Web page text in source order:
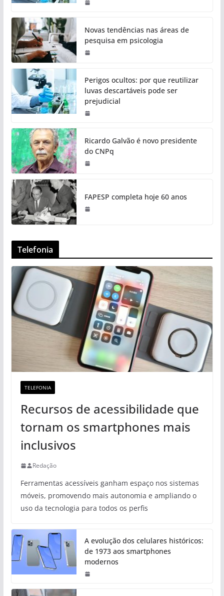
Novas tendências nas áreas de
pesquisa em psicologia
Perigos ocultos: por que reutilizar
luvas descartáveis pode ser
prejudicial
Ricardo Galvão é novo presidente
do CNPq
FAPESP completa hoje 60 anos
Telefonia
TELEFONIA
Recursos de acessibilidade que
tornam os smartphones mais
inclusivos
Redação
Ferramentas acessíveis ganham espaço nos sistemas
móveis, promovendo mais autonomia e ampliando o
uso da tecnologia para todos os perfis
A evolução dos celulares históricos:
de 1973 aos smartphones
modernos